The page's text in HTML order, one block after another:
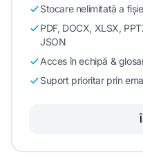
Stocare nelimitată a
PDF, DOCX, XLSX,
JSON
Acces în echipă &
Suport prioritar prin